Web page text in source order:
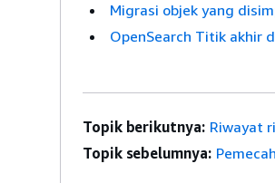
Migrasi objek yang
OpenSearch Titik akhir
Topik berikutnya: Riwayat
Topik sebelumnya: